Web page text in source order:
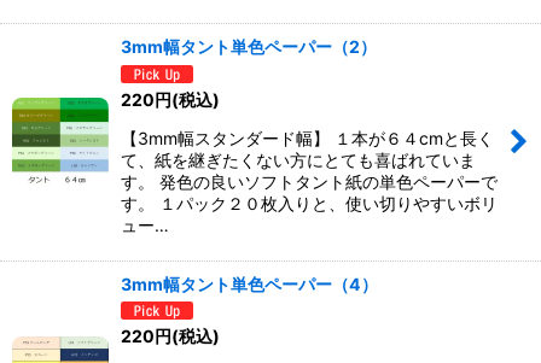
3mm幅タント単色ペーパー（2）
220円(税込)
【3mm幅スタンダード幅】 １本が６４cmと長く
て、紙を継ぎたくない方にとても喜ばれていま
す。 発色の良いソフトタント紙の単色ペーパーで
す。 １パック２０枚入りと、使い切りやすいボリ
ュー…
3mm幅タント単色ペーパー（4）
220円(税込)